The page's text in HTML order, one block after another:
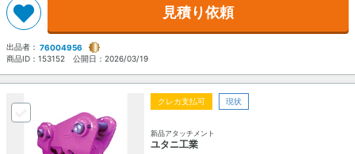
見積り依頼
出品者： 76004956
商品ID： 153152 公開日： 2026/03/19
クレカ支払可 現状
新品アタッチメント
ユタニ工業